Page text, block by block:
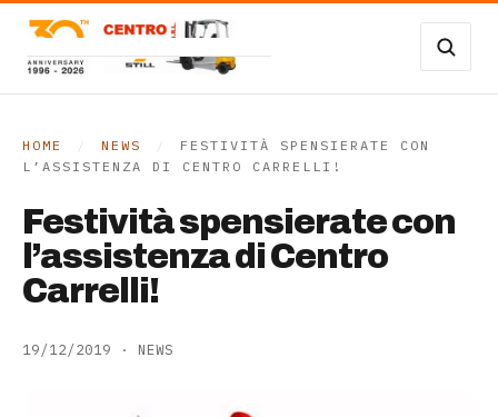
Carrelli Frontali
Transpallet
SERVIZI
Noleggio
HOME NEWS
FESTIVITÀ SPENSIERATE CON
L’ASSISTENZA DI CENTRO CARRELLI!
Festività spensierate con
l’assistenza di Centro
Carrelli!
19/12/2019 · NEWS